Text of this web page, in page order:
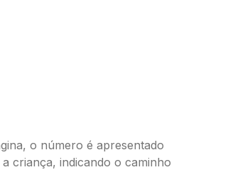
o número é apresentado
criança, indicando o caminho